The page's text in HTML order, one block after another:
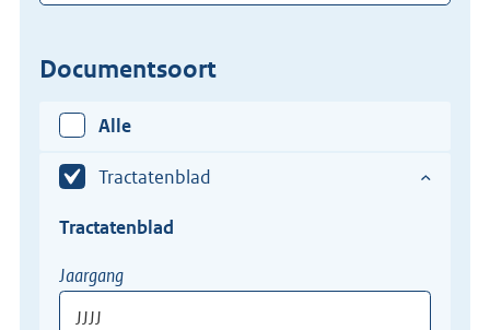
Documentsoort
Alle
Tractatenblad
Tractatenblad
Tractatenblad
Jaargang